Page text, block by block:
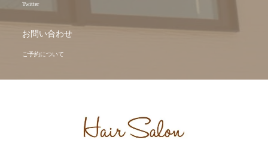
Twitter
お問い合わせ
ご予約について